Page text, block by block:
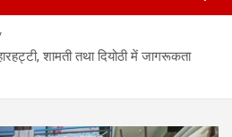
शामती तथा दियोठी में जागरूकता